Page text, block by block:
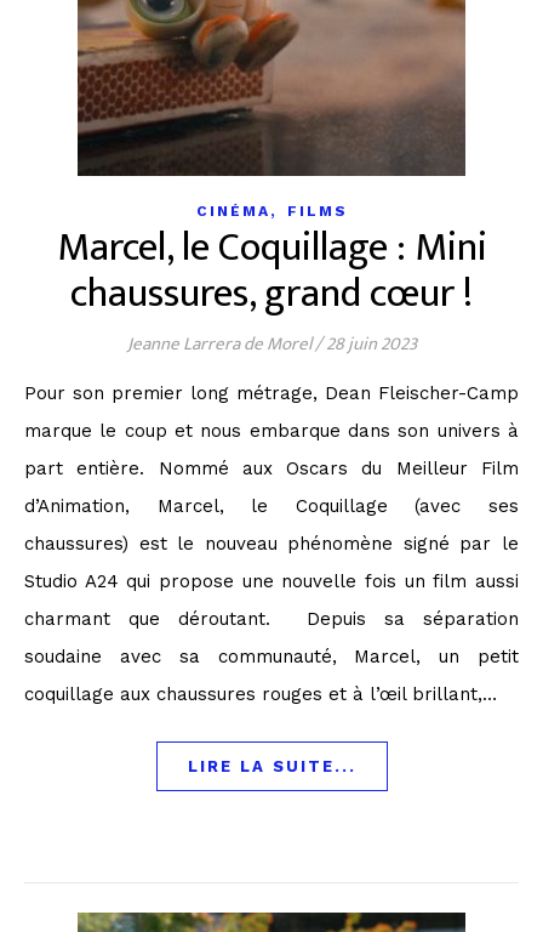
CINÉMA , FILMS
Marcel, le Coquillage : Mini
chaussures, grand cœur !
Jeanne Larrera de Morel/28 juin 2023
Pour son premier long métrage, Dean Fleischer-Camp
marque le coup et nous embarque dans son univers à
part entière. Nommé aux Oscars du Meilleur Film
d’Animation, Marcel, le Coquillage (avec ses
chaussures) est le nouveau phénomène signé par le
Studio A24 qui propose une nouvelle fois un film aussi
charmant que déroutant. Depuis sa séparation
soudaine avec sa communauté, Marcel, un petit
coquillage aux chaussures rouges et à l’œil brillant,…
LIRE LA SUITE...